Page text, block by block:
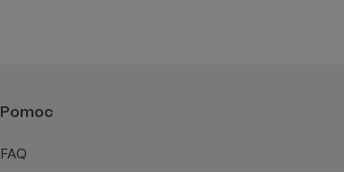
Pomoc
FAQ